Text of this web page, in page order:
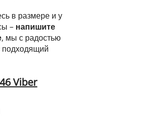
в размере и у
– напишите
, мы с радостью
Viber